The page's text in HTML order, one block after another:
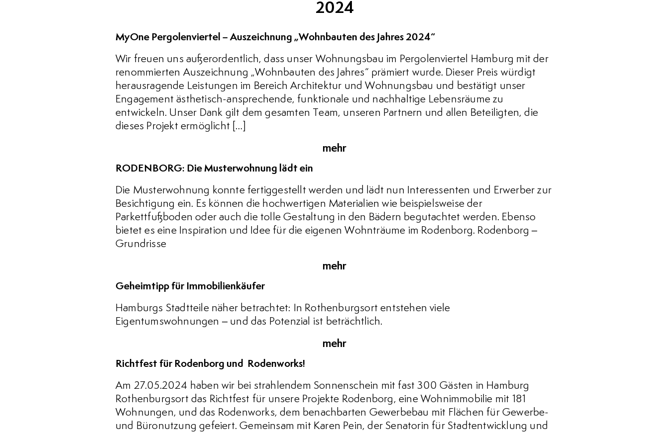
2024
MyOne Pergolenviertel – Auszeichnung „Wohnbauten des Jahres 2024“
Wir freuen uns außerordentlich, dass unser Wohnungsbau im Pergolenviertel Hamburg mit der
renommierten Auszeichnung „Wohnbauten des Jahres“ prämiert wurde. Dieser Preis würdigt
herausragende Leistungen im Bereich Architektur und Wohnungsbau und bestätigt unser
Engagement ästhetisch-ansprechende, funktionale und nachhaltige Lebensräume zu
entwickeln. Unser Dank gilt dem gesamten Team, unseren Partnern und allen Beteiligten, die
dieses Projekt ermöglicht […]
mehr
RODENBORG: Die Musterwohnung lädt ein
Die Musterwohnung konnte fertiggestellt werden und lädt nun Interessenten und Erwerber zur
Besichtigung ein. Es können die hochwertigen Materialien wie beispielsweise der
Parkettfußboden oder auch die tolle Gestaltung in den Bädern begutachtet werden. Ebenso
bietet es eine Inspiration und Idee für die eigenen Wohnträume im Rodenborg. Rodenborg –
Grundrisse
mehr
Geheimtipp für Immobilienkäufer
Hamburgs Stadtteile näher betrachtet: In Rothenburgsort entstehen viele
Eigentumswohnungen – und das Potenzial ist beträchtlich.
mehr
Richtfest für Rodenborg und Rodenworks!
Am 27.05.2024 haben wir bei strahlendem Sonnenschein mit fast 300 Gästen in Hamburg
Rothenburgsort das Richtfest für unsere Projekte Rodenborg, eine Wohnimmobilie mit 181
Wohnungen, und das Rodenworks, dem benachbarten Gewerbebau mit Flächen für Gewerbe-
und Büronutzung gefeiert. Gemeinsam mit Karen Pein, der Senatorin für Stadtentwicklung und